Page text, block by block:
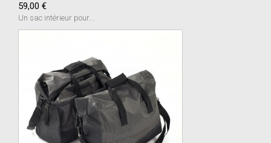
59,00 €
Un sac intérieur pour...